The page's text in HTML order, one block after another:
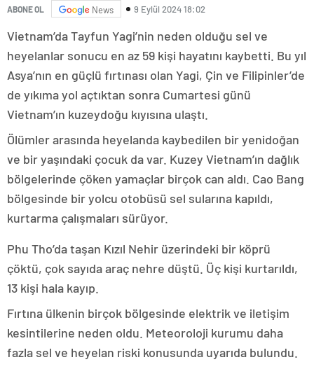
ABONE OL News 9 Eylül 2024 18:02
Vietnam’da Tayfun Yagi’nin neden olduğu sel ve
heyelanlar sonucu en az 59 kişi hayatını kaybetti. Bu yıl
Asya’nın en güçlü fırtınası olan Yagi, Çin ve Filipinler’de
de yıkıma yol açtıktan sonra Cumartesi günü
Vietnam’ın kuzeydoğu kıyısına ulaştı.
Ölümler arasında heyelanda kaybedilen bir yenidoğan
ve bir yaşındaki çocuk da var. Kuzey Vietnam’ın dağlık
bölgelerinde çöken yamaçlar birçok can aldı. Cao Bang
bölgesinde bir yolcu otobüsü sel sularına kapıldı,
kurtarma çalışmaları sürüyor.
Phu Tho’da taşan Kızıl Nehir üzerindeki bir köprü
çöktü, çok sayıda araç nehre düştü. Üç kişi kurtarıldı,
13 kişi hala kayıp.
Fırtına ülkenin birçok bölgesinde elektrik ve iletişim
kesintilerine neden oldu. Meteoroloji kurumu daha
fazla sel ve heyelan riski konusunda uyarıda bulundu.